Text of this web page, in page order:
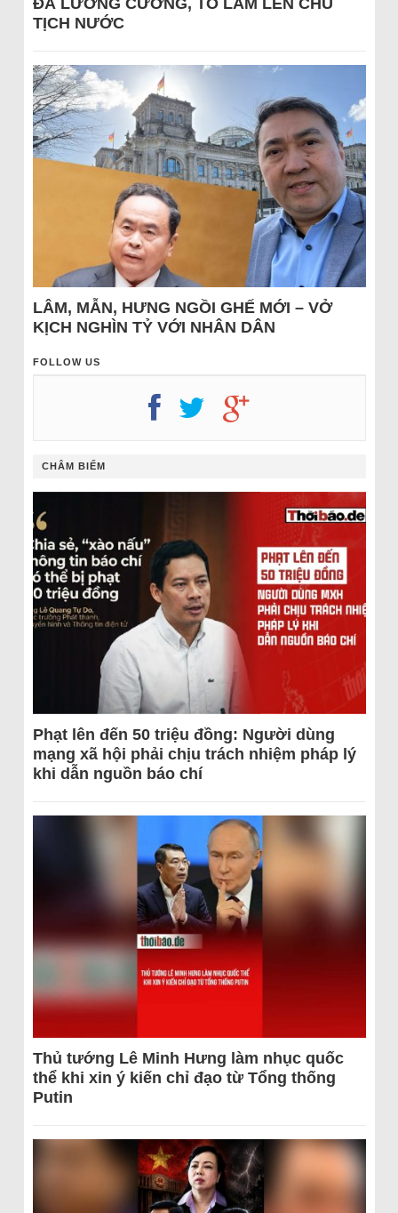
TỊCH NƯỚC
LÂM, MẪN, HƯNG NGỒI GHẾ MỚI – VỞ
KỊCH NGHÌN TỶ VỚI NHÂN DÂN
FOLLOW US
CHÂM BIẾM
Phạt lên đến 50 triệu đồng: Người dùng
mạng xã hội phải chịu trách nhiệm pháp lý
khi dẫn nguồn báo chí
Thủ tướng Lê Minh Hưng làm nhục quốc
thể khi xin ý kiến chỉ đạo từ Tổng thống
Putin